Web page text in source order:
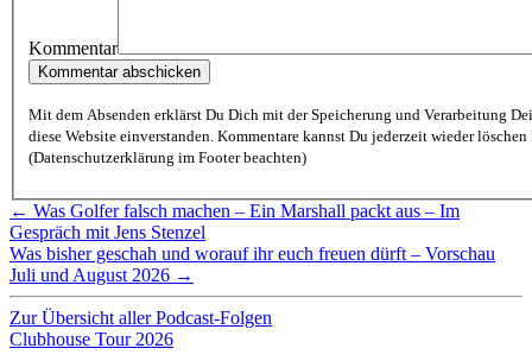
Kommentar
Mit dem Absenden erklärst Du Dich mit der Speicherung und Verarbeitung
diese Website einverstanden. Kommentare kannst Du jederzeit wieder löschen lassen
(Datenschutzerklärung im Footer beachten)
← Was Golfer falsch machen – Ein Marshall packt aus – Im
Gespräch mit Jens Stenzel
Was bisher geschah und worauf ihr euch freuen dürft – Vorschau
Juli und August 2026 →
Zur Übersicht aller Podcast-Folgen
Clubhouse Tour 2026